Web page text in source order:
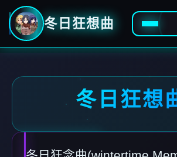
冬日狂想曲
冬日狂想